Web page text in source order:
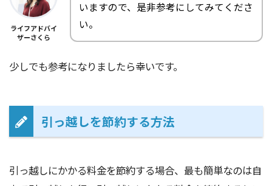
ライフアドバイ
ザーさくら
いますので、是非参考にしてみてくださ
い。
少しでも参考になりましたら幸いです。
引っ越しを節約する方法
引っ越しにかかる料金を節約する場合、最も簡単なのは自